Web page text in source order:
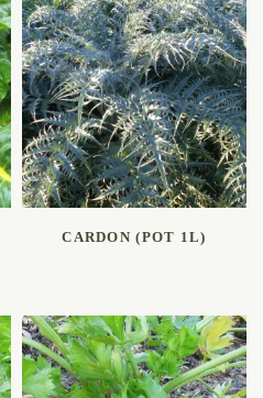
LIRE LA SUITE
CARDON (POT 1L)